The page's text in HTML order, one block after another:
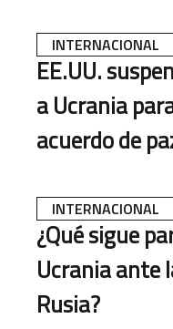
INTERNACIONAL
4 DE MARZO DE
EE.UU.
a Ucrania
acuerdo de
INTERNACIONAL
19 DE
¿Qué sigue
Ucrania ante
Rusia?